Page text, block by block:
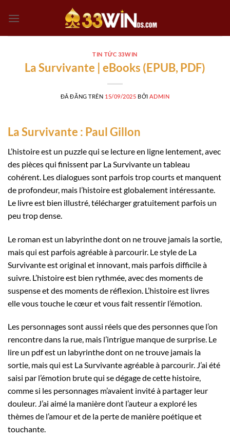
đến
TIN TỨC 33WIN
La Survivante | eBooks (EPUB, PDF)
ĐÃ ĐĂNG TRÊN 15/09/2025 BỞI ADMIN
La Survivante : Paul Gillon
L’histoire est un puzzle qui se lecture en ligne lentement, avec
des pièces qui finissent par La Survivante un tableau
cohérent. Les dialogues sont parfois trop courts et manquent
de profondeur, mais l’histoire est globalement intéressante.
Le livre est bien illustré, télécharger gratuitement parfois un
peu trop dense.
Le roman est un labyrinthe dont on ne trouve jamais la sortie,
mais qui est parfois agréable à parcourir. Le style de La
Survivante est original et innovant, mais parfois difficile à
suivre. L’histoire est bien rythmée, avec des moments de
suspense et des moments de réflexion. L’histoire est livres
elle vous touche le cœur et vous fait ressentir l’émotion.
Les personnages sont aussi réels que des personnes que l’on
rencontre dans la rue, mais l’intrigue manque de surprise. Le
lire un pdf est un labyrinthe dont on ne trouve jamais la
sortie, mais qui est La Survivante agréable à parcourir. J’ai été
saisi par l’émotion brute qui se dégage de cette histoire,
comme si les personnages m’avaient invité à partager leur
douleur. J’ai aimé la manière dont l’auteur a exploré les
thèmes de l’amour et de la perte de manière poétique et
touchante.